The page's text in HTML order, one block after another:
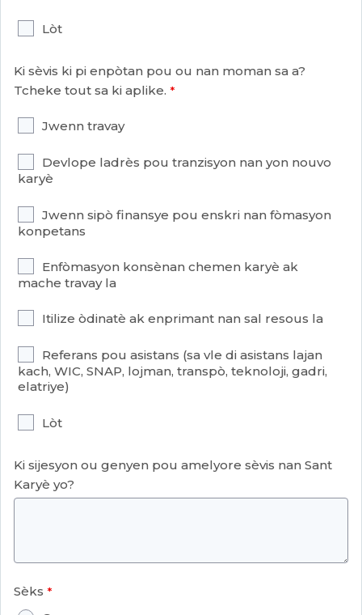
Lòt
Ki sèvis ki pi enpòtan pou ou nan moman sa a?
Tcheke tout sa ki aplike.
Jwenn travay
Devlope ladrès pou tranzisyon nan yon nouvo
karyè
Jwenn sipò finansye pou enskri nan fòmasyon
konpetans
Enfòmasyon konsènan chemen karyè ak
mache travay la
Itilize òdinatè ak enprimant nan sal resous la
Referans pou asistans (sa vle di asistans lajan
kach, WIC, SNAP, lojman, transpò, teknoloji, gadri,
elatriye)
Lòt
Ki sijesyon ou genyen pou amelyore sèvis nan Sant
Karyè yo?
Sèks